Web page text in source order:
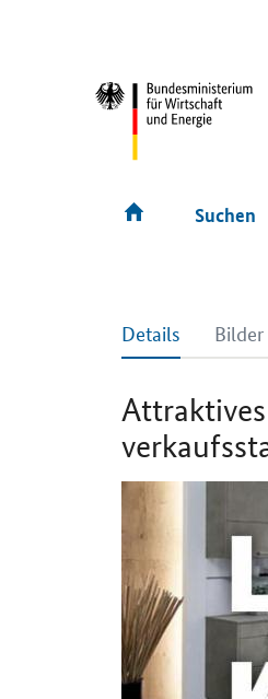
Suchen
Details Bilder
Details